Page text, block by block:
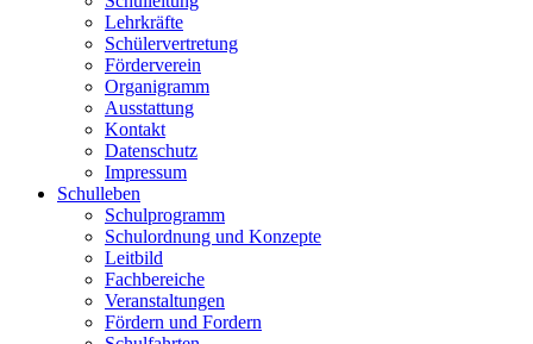
Lehrkräfte
Schülervertretung
Förderverein
Organigramm
Ausstattung
Kontakt
Datenschutz
Impressum
Schulleben
Schulprogramm
Schulordnung und Konzepte
Leitbild
Fachbereiche
Veranstaltungen
Fördern und Fordern